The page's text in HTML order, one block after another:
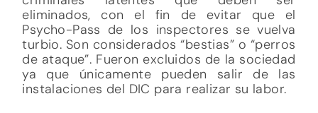
eliminados, con el fin de evitar que el
Psycho-Pass de los inspectores se vuelva
turbio. Son considerados “bestias” o “perros
de ataque”. Fueron excluidos de la sociedad
ya que únicamente pueden salir de las
instalaciones del DIC para realizar su labor.